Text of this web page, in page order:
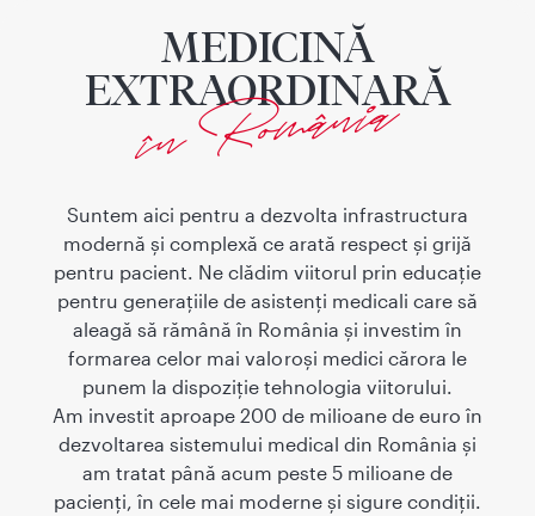
MEDICINĂ
EXTRAORDINARĂ
în România
Suntem aici pentru a dezvolta infrastructura
modernă și complexă ce arată respect și grijă
pentru pacient. Ne clădim viitorul prin educație
pentru generațiile de asistenți medicali care să
aleagă să rămână în România și investim în
formarea celor mai valoroși medici cărora le
punem la dispoziție tehnologia viitorului.
Am investit aproape 200 de milioane de euro în
dezvoltarea sistemului medical din România și
am tratat până acum peste 5 milioane de
pacienți, în cele mai moderne și sigure condiții.